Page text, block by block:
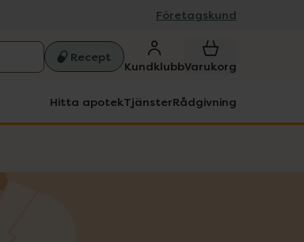
Företagskund
Recept
KundklubbVarukorg
Hitta apotekTjänsterRådgivning